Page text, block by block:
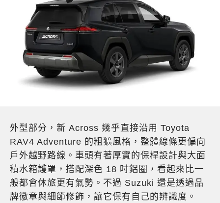
外型部分，新 Across 幾乎直接沿用 Toyota
RAV4 Adventure 的粗獷風格，整體線條更偏向
戶外越野路線。車頭有著厚實的保桿設計與大面
積水箱護罩，搭配深色 18 吋鋁圈，看起來比一
般都會休旅更有氣勢。不過 Suzuki 還是透過品
牌徽章與細節修飾，讓它保有自己的辨識度。